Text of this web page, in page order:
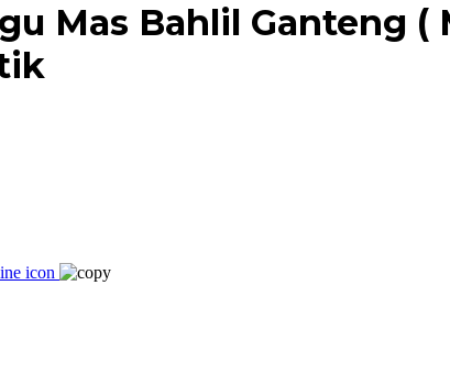
Mas Bahlil Ganteng